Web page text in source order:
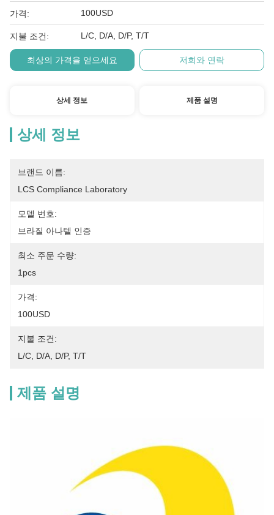
가격: 100USD
지불 조건: L/C, D/A, D/P, T/T
최상의 가격을 얻으세요 저희와 연락
상세 정보 제품 설명
상세 정보
브랜드 이름:
LCS Compliance Laboratory
모델 번호:
브라질 아나텔 인증
최소 주문 수량:
1pcs
가격:
100USD
지불 조건:
L/C, D/A, D/P, T/T
제품 설명